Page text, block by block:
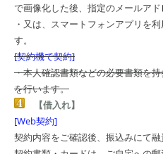
で画像化した後、指定のメールアド
・又は、スマートフォンアプリを
す。
[契約機で契約]
・本人確認書類などの必要書類を
を行います。
【借入れ】
[Web契約]
契約内容をご確認後、振込みにて融